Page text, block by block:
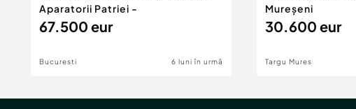
Aparatorii Patriei -
67.500 eur
Bucuresti 6 luni în urmă
Mureșeni
30.600 eur
Targu Mures